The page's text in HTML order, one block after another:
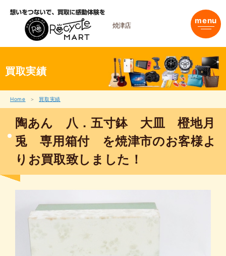
焼津店 menu
買取実績
Home 買取実績
陶あん 八．五寸鉢 大皿 橙地月
兎 専用箱付 を焼津市のお客様よ
りお買取致しました！